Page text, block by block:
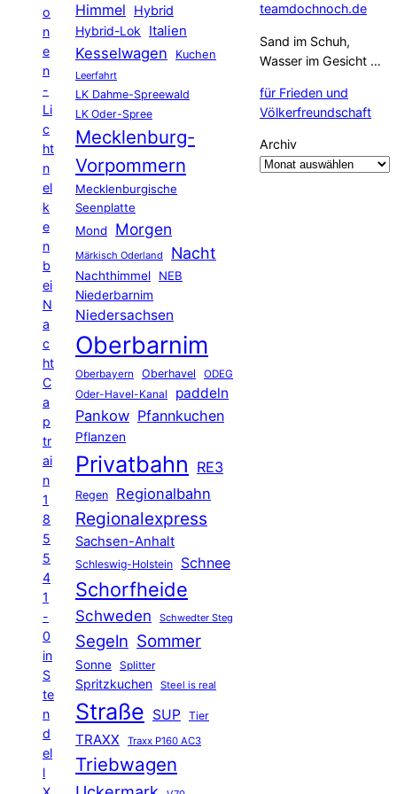
o
n
e
n
-
Li
c
ht
n
el
k
e
n
b
ei
N
a
c
ht
C
a
p
tr
ai
n
1
8
5
5
4
1
-
0
in
S
te
n
d
el
l
Himmel Hybrid
Hybrid-Lok Italien
Kesselwagen Kuchen
Leerfahrt
LK Dahme-Spreewald
LK Oder-Spree
Mecklenburg-
Vorpommern
Mecklenburgische
Seenplatte
Mond
Morgen
Märkisch Oderland Nacht
Nachthimmel
NEB
Niederbarnim
Niedersachsen
Oberbarnim
Oberbayern Oberhavel ODEG
Oder-Havel-Kanal paddeln
Pankow Pfannkuchen
Pflanzen
Privatbahn RE3
Regen Regionalbahn
Regionalexpress
Sachsen-Anhalt
Schleswig-Holstein Schnee
Schorfheide
Schweden Schwedter Steg
Segeln Sommer
Sonne Splitter
Spritzkuchen Steel is real
Straße SUP Tier
TRAXX Traxx P160 AC3
Triebwagen
teamdochnoch.de
Sand im Schuh,
Wasser im Gesicht …
für Frieden und
Völkerfreundschaft
Archiv